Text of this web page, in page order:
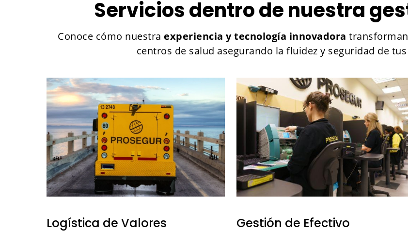
Servicios dentro de nuestra
Conoce cómo nuestra experiencia y tecnología innovadora
centros de salud asegurando la fluidez y seguridad de
Logística de Valores Gestión de Efectivo